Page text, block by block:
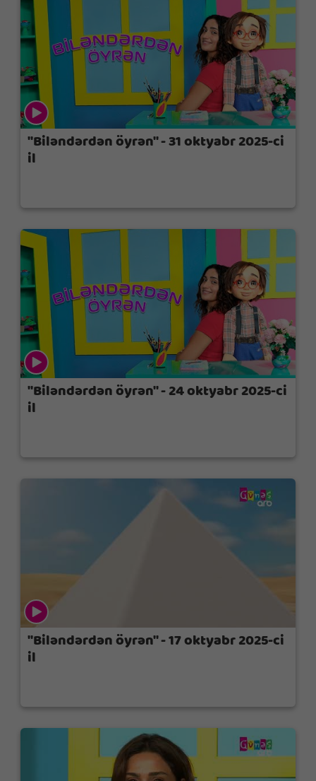
"Biləndərdən öyrən" - 31 oktyabr 2025-ci
il
"Biləndərdən öyrən" - 24 oktyabr 2025-ci
il
"Biləndərdən öyrən" - 17 oktyabr 2025-ci
il